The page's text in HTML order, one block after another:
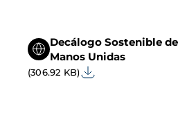
Decálogo Sostenible
Manos Unidas
(306.92 KB)